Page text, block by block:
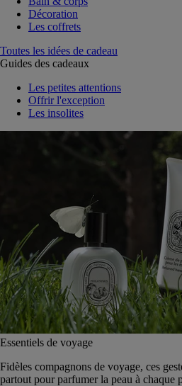
Décoration
Les coffrets
Toutes les idées de cadeau
Guides des cadeaux
Les petites attentions
Offrir l'exception
Les insolites
Essentiels de voyage
Fidèles compagnons de voyage, ces
partout pour parfumer la peau à chaque